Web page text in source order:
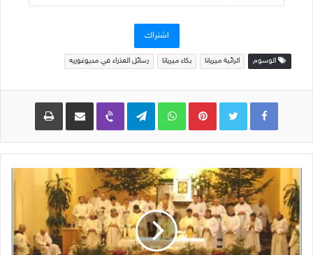
البريد
اشتراك
الوسوم الرائية ميريانا بكاء ميريانا رسائل العذراء في مديوغوريه
Pinterest
WhatsApp
Telegram
Viber مشاركة عبر البريد طباعة